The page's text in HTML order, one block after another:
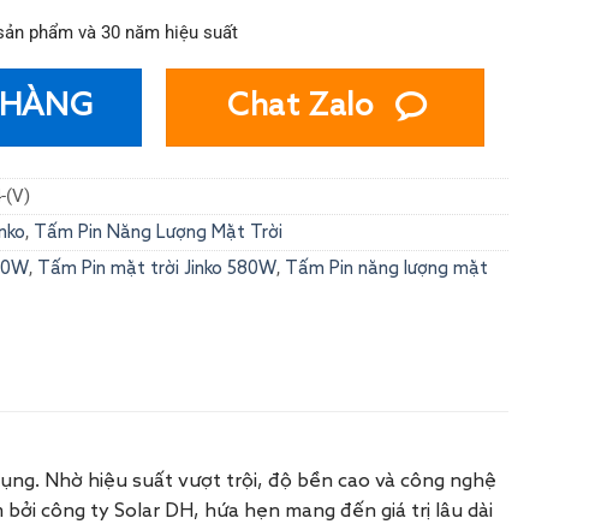
phẩm và 30 năm hiệu suất
Chat Zalo
(V)
, Tấm Pin Năng Lượng Mặt Trời
, ​Tấm Pin mặt trời Jinko 580W,
Tấm Pin năng lượng mặt
Nhờ hiệu suất vượt trội, độ bền cao và công nghệ
công ty Solar DH, hứa hẹn mang đến giá trị lâu dài